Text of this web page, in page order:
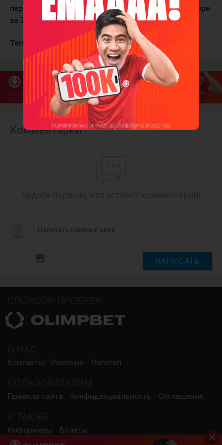
первые 200 результативных передач в своей карьере
за 264 матча.
Теги: Хьюз Куинн Ванкувер Кэнакс
Комментарии
НАПИСАТЬ
Контакты Реклама Логотип
Правила сайта Конфиденциальность Соглашение
Информеры Билеты